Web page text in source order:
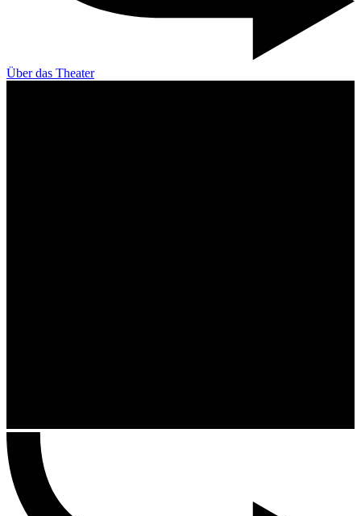
Über das Theater